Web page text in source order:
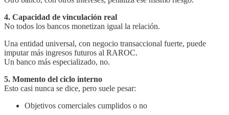
4. Capacidad de vinculación real
No todos los bancos monetizan igual la relación.
Una entidad universal, con negocio transaccional fuerte, puede
imputar más ingresos futuros al RAROC.
Un banco más especializado, no.
5. Momento del ciclo interno
Esto casi nunca se dice, pero suele pesar:
Objetivos comerciales cumplidos o no